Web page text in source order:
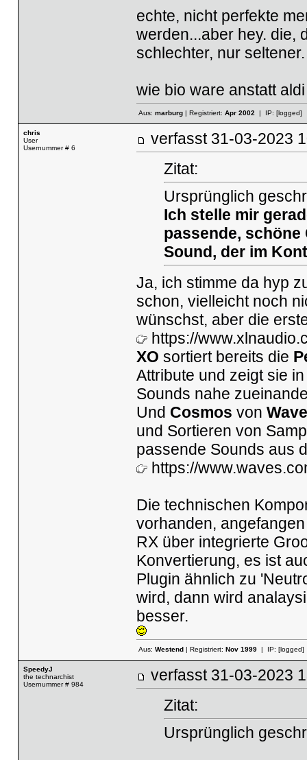
echte, nicht perfekte
werden...aber hey. die,
schlechter, nur seltener.
wie bio ware anstatt
Aus: marburg| Registriert: Apr 2002| IP: [logged]
chris
User
Usernummer # 6
verfasst 31-03-
Zitat:
Ursprünglich
Ich stelle mir
passende, schöne
Sound, der im
Ja, ich stimme da hyp
schon, vielleicht noch
wünschst, aber die
https://
XO sortiert bereits die
Attribute und zeigt sie
Sounds nahe
Und Cosmos von
und Sortieren von
passende Sounds aus
https://
Die technischen
vorhanden,
RX über integrierte
Konvertierung, es ist
Plugin ähnlich zu
wird, dann wird
besser.
Aus: Westend| Registriert: Nov 1999| IP: [logged]
SpeedyJ
the technarchist
Usernummer # 984
verfasst 31-03-
Zitat:
Ursprünglich